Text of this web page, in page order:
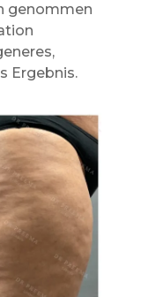
genommen
Ergebnis.